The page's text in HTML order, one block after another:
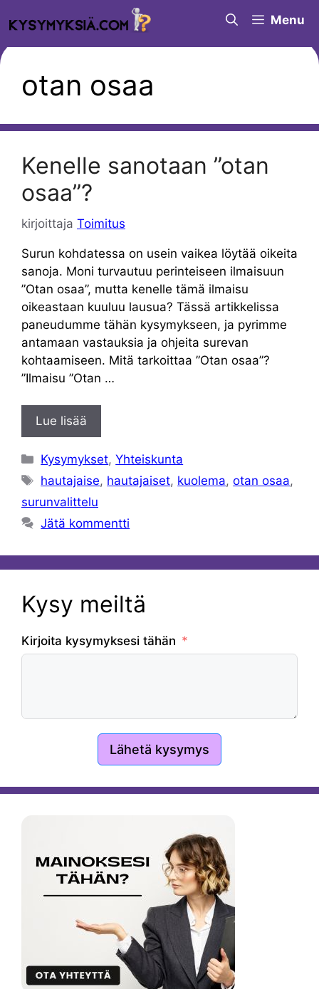
sisältöön
Menu
otan osaa
Kenelle sanotaan ”otan
osaa”?
kirjoittaja Toimitus
Surun kohdatessa on usein vaikea löytää oikeita
sanoja. Moni turvautuu perinteiseen ilmaisuun
”Otan osaa”, mutta kenelle tämä ilmaisu
oikeastaan kuuluu lausua? Tässä artikkelissa
paneudumme tähän kysymykseen, ja pyrimme
antamaan vastauksia ja ohjeita surevan
kohtaamiseen. Mitä tarkoittaa ”Otan osaa”?
”Ilmaisu ”Otan …
Lue lisää
Kategoriat
Kysymykset,Yhteiskunta
Avainsanat
hautajaise, hautajaiset, kuolema,otan osaa,
surunvalittelu
Jätä kommentti
Kysy meiltä
Kirjoita kysymyksesi tähän
Lähetä kysymys